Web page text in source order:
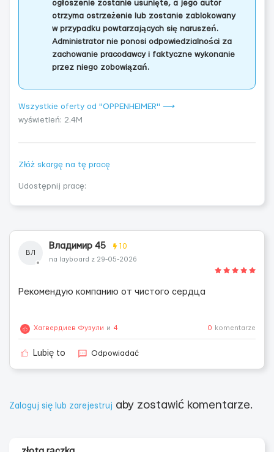
ogłoszenie zostanie usunięte, a jego autor
otrzyma ostrzeżenie lub zostanie zablokowany
w przypadku powtarzających się naruszeń.
Administrator nie ponosi odpowiedzialności za
zachowanie pracodawcy i faktyczne wykonanie
przez niego zobowiązań.
Wszystkie oferty od "OPPENHEIMER" ⟶
wyświetleń: 2.4M
Złóż skargę na tę pracę
Udostępnij pracę:
ВЛ
Владимир 45 10
na layboard z 29-05-2026
Рекомендую компанию от чистого сердца
Хагвердиев Фузули и 4 0 komentarze
Lubię to Odpowiadać
Zaloguj się lub zarejestruj aby zostawić komentarze.